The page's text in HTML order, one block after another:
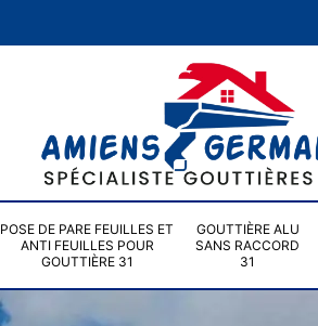
POSE DE PARE FEUILLES ET
ANTI FEUILLES POUR
GOUTTIÈRE 31
GOUTTIÈRE ALU
SANS RACCORD
31